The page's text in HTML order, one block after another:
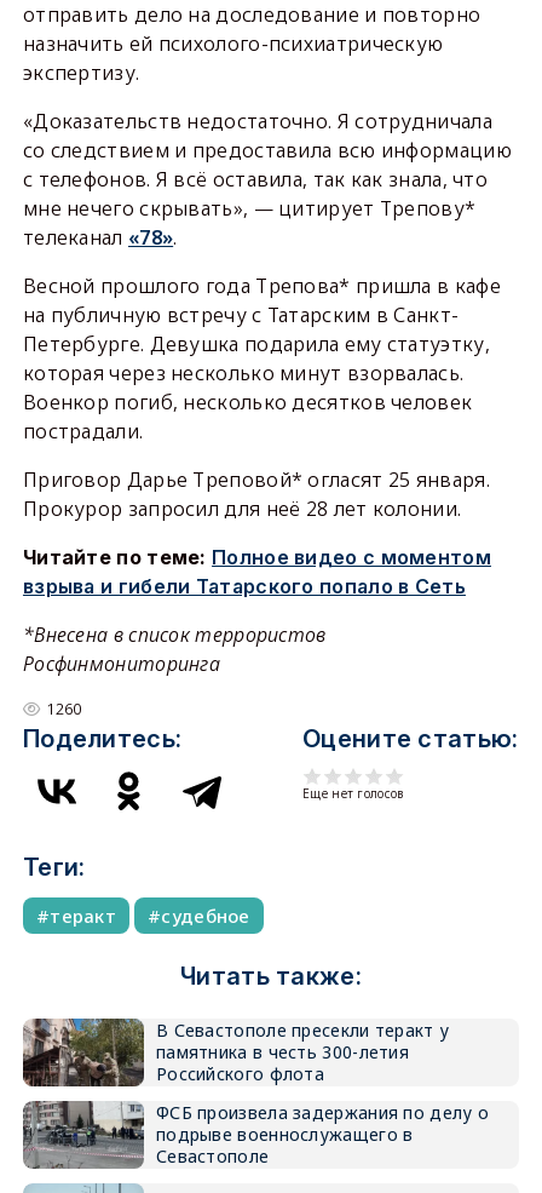
отправить дело на доследование и повторно
назначить ей психолого-психиатрическую
экспертизу.
«Доказательств недостаточно. Я сотрудничала
со следствием и предоставила всю информацию
с телефонов. Я всё оставила, так как знала, что
мне нечего скрывать», — цитирует Трепову*
телеканал «78».
Весной прошлого года Трепова* пришла в кафе
на публичную встречу с Татарским в Санкт-
Петербурге. Девушка подарила ему статуэтку,
которая через несколько минут взорвалась.
Военкор погиб, несколько десятков человек
пострадали.
Приговор Дарье Треповой* огласят 25 января.
Прокурор запросил для неё 28 лет колонии.
Читайте по теме: Полное видео с моментом
взрыва и гибели Татарского попало в Сеть
*Внесена в список террористов
Росфинмониторинга
1260
Поделитесь: Оцените статью:
Еще нет голосов
Теги:
теракт судебное
Читать также:
В Севастополе пресекли теракт у
памятника в честь 300-летия
Российского флота
ФСБ произвела задержания по делу о
подрыве военнослужащего в
Севастополе